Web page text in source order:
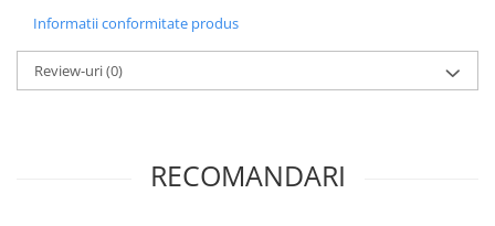
Informatii conformitate produs
Review-uri(0)
RECOMANDARI